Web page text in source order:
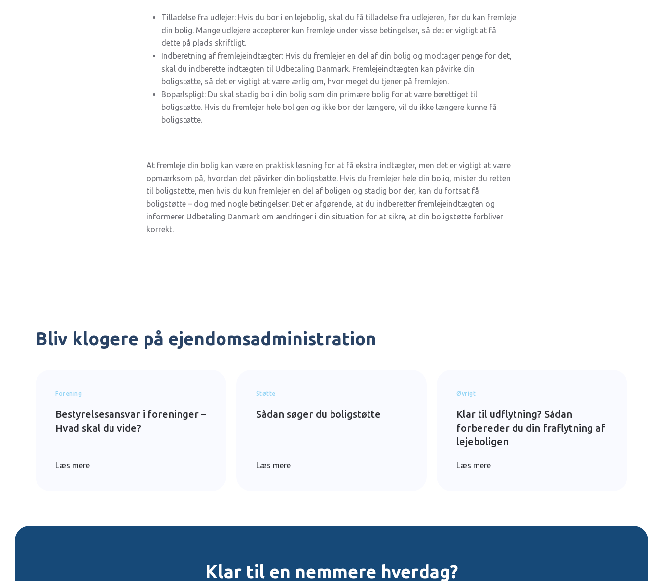
Tilladelse fra udlejer: Hvis du bor i en lejebolig, skal du få tilladelse fra udlejeren, før du kan fremleje
din bolig. Mange udlejere accepterer kun fremleje under visse betingelser, så det er vigtigt at få
dette på plads skriftligt.
Indberetning af fremlejeindtægter: Hvis du fremlejer en del af din bolig og modtager penge for det,
skal du indberette indtægten til Udbetaling Danmark. Fremlejeindtægten kan påvirke din
boligstøtte, så det er vigtigt at være ærlig om, hvor meget du tjener på fremlejen.
Bopælspligt: Du skal stadig bo i din bolig som din primære bolig for at være berettiget til
boligstøtte. Hvis du fremlejer hele boligen og ikke bor der længere, vil du ikke længere kunne få
boligstøtte.
At fremleje din bolig kan være en praktisk løsning for at få ekstra indtægter, men det er vigtigt at være
opmærksom på, hvordan det påvirker din boligstøtte. Hvis du fremlejer hele din bolig, mister du retten
til boligstøtte, men hvis du kun fremlejer en del af boligen og stadig bor der, kan du fortsat få
boligstøtte – dog med nogle betingelser. Det er afgørende, at du indberetter fremlejeindtægten og
informerer Udbetaling Danmark om ændringer i din situation for at sikre, at din boligstøtte forbliver
korrekt.
Bliv klogere på ejendomsadministration
Forening
Bestyrelsesansvar i foreninger –
Hvad skal du vide?
Læs mere
Støtte
Sådan søger du boligstøtte
Læs mere
Øvrigt
Klar til udflytning? Sådan
forbereder du din fraflytning af
lejeboligen
Læs mere
Klar til en nemmere hverdag?